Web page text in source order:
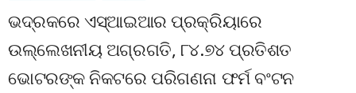
ଭଦ୍ରକରେ ଏସ୍‌ଆଇଆର ପ୍ରକ୍ରିୟାରେ
ଉଲ୍ଲେଖନୀୟ ଅଗ୍ରଗତି, ୮୪.୭୪ ପ୍ରତିଶତ
ଭୋଟରଙ୍କ ନିକଟରେ ପରିଗଣନା ଫର୍ମ ବଂଟନ